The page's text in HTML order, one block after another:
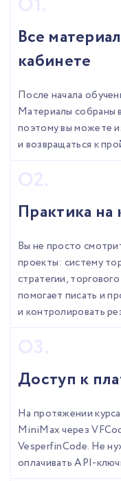
Все
кабинете
После начала
Материалы собраны
поэтому вы можете
и возвращаться к
Практика
Вы не просто
проекты: систему
стратегии,
помогает писать и
и контролировать
Доступ к
На протяжении
MiniMax через
VesperfinCode. Не
оплачивать API-